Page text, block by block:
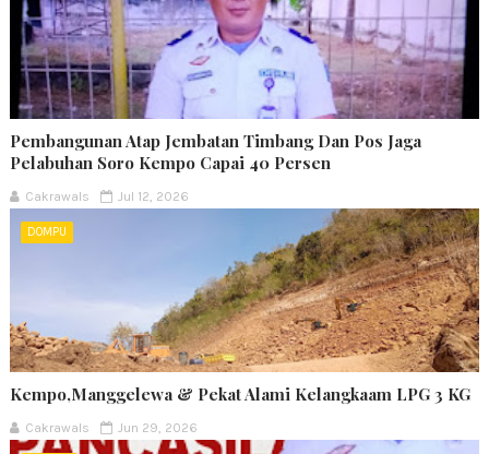
Pembangunan Atap Jembatan Timbang Dan Pos Jaga
Pelabuhan Soro Kempo Capai 40 Persen
Cakrawals Jul 12, 2026
DOMPU
Kempo,Manggelewa & Pekat Alami Kelangkaam LPG 3 KG
Cakrawals Jun 29, 2026